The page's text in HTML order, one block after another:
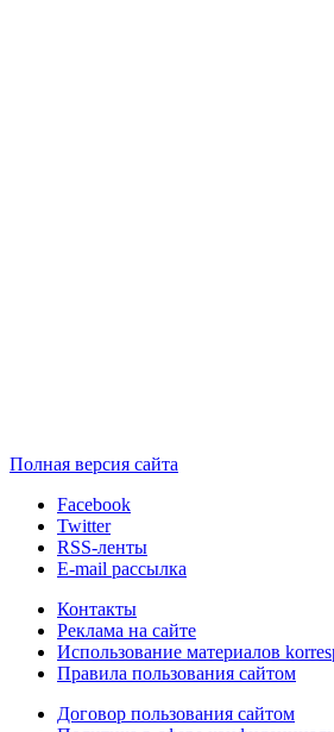
Полная версия сайта
Facebook
Twitter
RSS-ленты
E-mail рассылка
Контакты
Реклама на сайте
Использование материалов
Правила пользования сайтом
Договор пользования сайтом